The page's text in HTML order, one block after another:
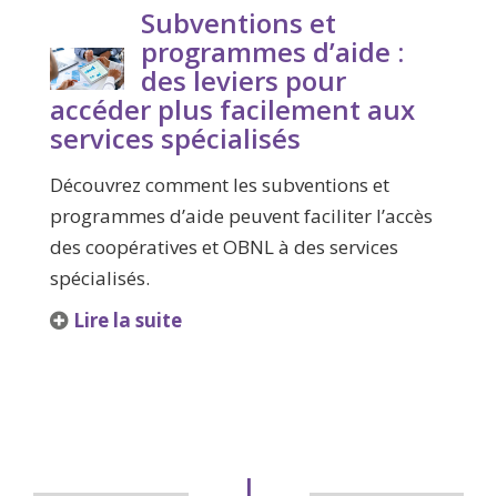
Subventions et
programmes d’aide :
des leviers pour
accéder plus facilement aux
services spécialisés
Découvrez comment les subventions et
programmes d’aide peuvent faciliter l’accès
des coopératives et OBNL à des services
spécialisés.
Lire la suite